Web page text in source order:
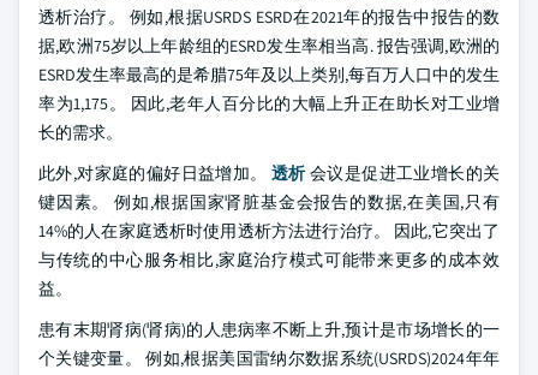
透析治疗。 例如,根据USRDS ESRD在2021年的报告中报告的数
据,欧洲75岁以上年龄组的ESRD发生率相当高. 报告强调,欧洲的
ESRD发生率最高的是希腊75年及以上类别,每百万人口中的发生
率为1,175。 因此,老年人百分比的大幅上升正在助长对工业增
长的需求。
此外,对家庭的偏好日益增加。 透析会议是促进工业增长的关
键因素。 例如,根据国家肾脏基金会报告的数据,在美国,只有
14%的人在家庭透析时使用透析方法进行治疗。 因此,它突出了
与传统的中心服务相比,家庭治疗模式可能带来更多的成本效
益。
患有末期肾病(肾病)的人患病率不断上升,预计是市场增长的一
个关键变量。 例如,根据美国雷纳尔数据系统(USRDS)2024年年